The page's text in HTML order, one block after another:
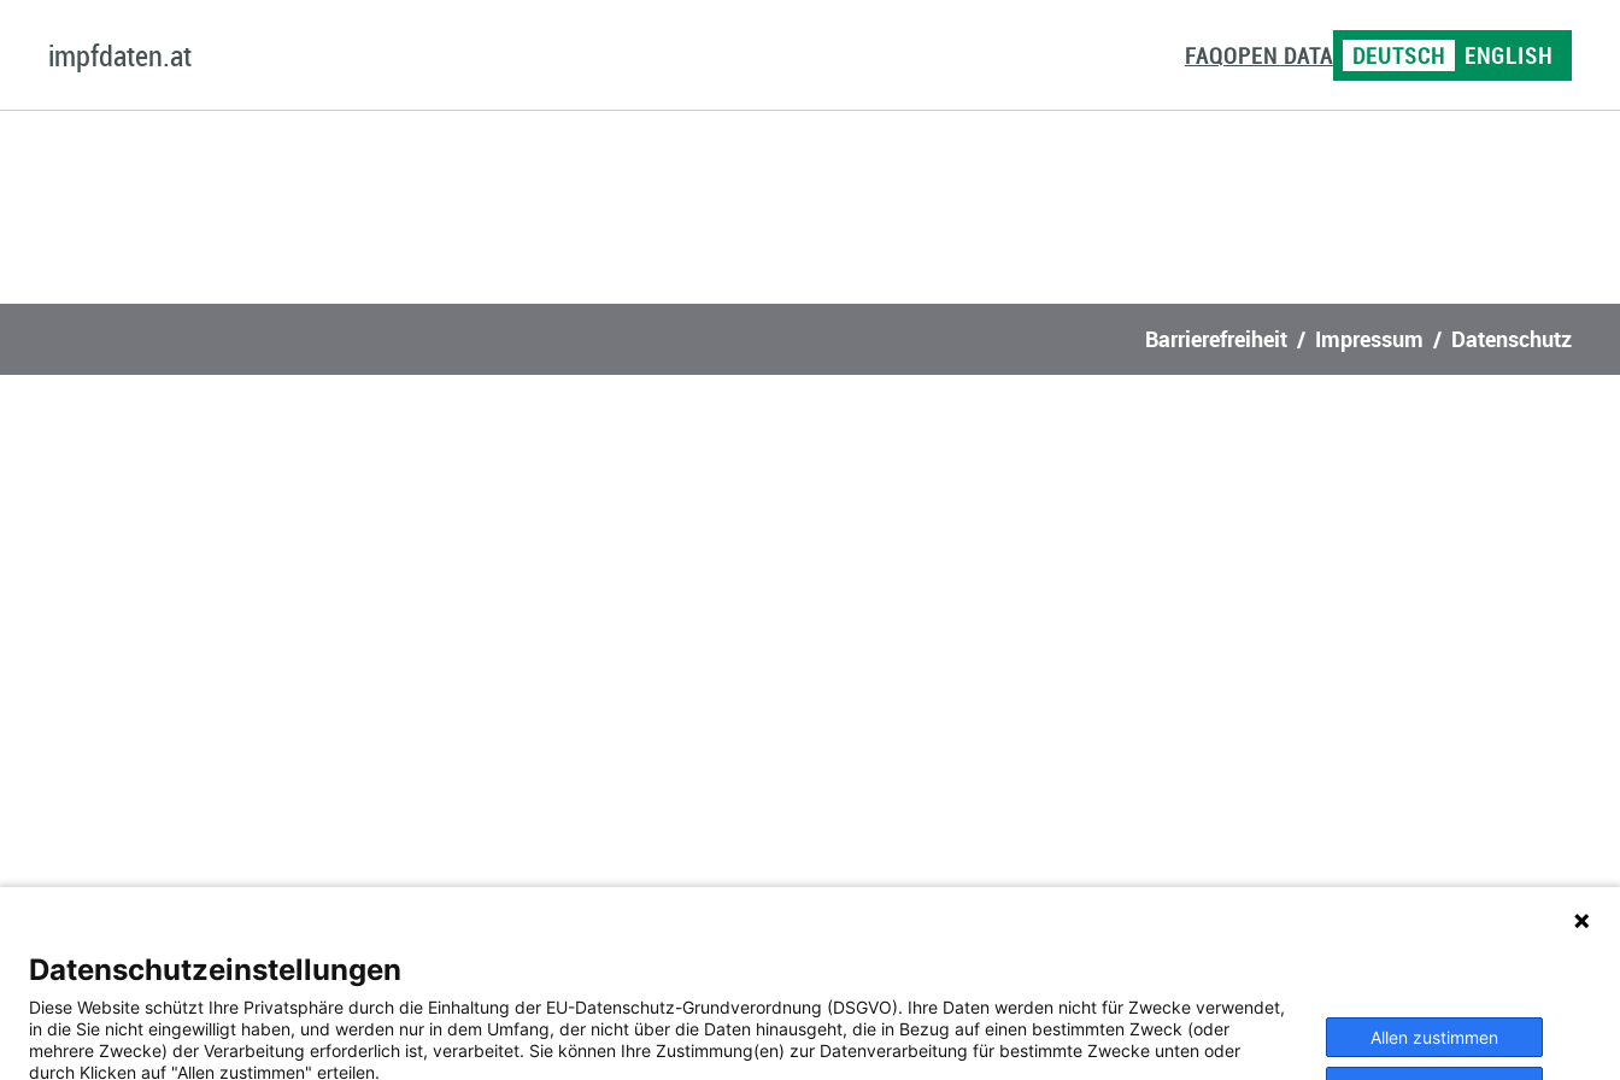
impfdaten.at FAQOPEN DATA DEUTSCH ENGLISH
Barrierefreiheit Impressum Datenschutz
Datenschutzeinstellungen
Diese Website schützt Ihre Privatsphäre durch die Einhaltung der EU-Datenschutz-Grundverordnung (DSGVO). Ihre Daten werden nicht für Zwecke verwendet,
in die Sie nicht eingewilligt haben, und werden nur in dem Umfang, der nicht über die Daten hinausgeht, die in Bezug auf einen bestimmten Zweck (oder
mehrere Zwecke) der Verarbeitung erforderlich ist, verarbeitet. Sie können Ihre Zustimmung(en) zur Datenverarbeitung für bestimmte Zwecke unten oder
durch Klicken auf "Allen zustimmen" erteilen.
Allen zustimmen